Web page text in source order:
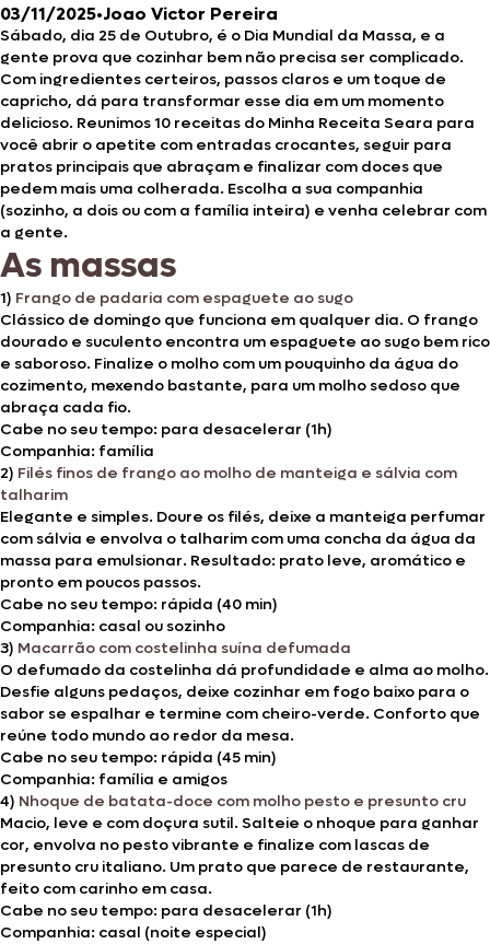
03/11/2025•Joao Victor Pereira
Sábado, dia 25 de Outubro, é o Dia Mundial da Massa, e a
gente prova que cozinhar bem não precisa ser complicado.
Com ingredientes certeiros, passos claros e um toque de
capricho, dá para transformar esse dia em um momento
delicioso. Reunimos 10 receitas do Minha Receita Seara para
você abrir o apetite com entradas crocantes, seguir para
pratos principais que abraçam e finalizar com doces que
pedem mais uma colherada. Escolha a sua companhia
(sozinho, a dois ou com a família inteira) e venha celebrar com
a gente.
As massas
1) Frango de padaria com espaguete ao sugo
Clássico de domingo que funciona em qualquer dia. O frango
dourado e suculento encontra um espaguete ao sugo bem rico
e saboroso. Finalize o molho com um pouquinho da água do
cozimento, mexendo bastante, para um molho sedoso que
abraça cada fio.
Cabe no seu tempo: para desacelerar (1h)
Companhia: família
2) Filés finos de frango ao molho de manteiga e sálvia com
talharim
Elegante e simples. Doure os filés, deixe a manteiga perfumar
com sálvia e envolva o talharim com uma concha da água da
massa para emulsionar. Resultado: prato leve, aromático e
pronto em poucos passos.
Cabe no seu tempo: rápida (40 min)
Companhia: casal ou sozinho
3) Macarrão com costelinha suína defumada
O defumado da costelinha dá profundidade e alma ao molho.
Desfie alguns pedaços, deixe cozinhar em fogo baixo para o
sabor se espalhar e termine com cheiro-verde. Conforto que
reúne todo mundo ao redor da mesa.
Cabe no seu tempo: rápida (45 min)
Companhia: família e amigos
4) Nhoque de batata-doce com molho pesto e presunto cru
Macio, leve e com doçura sutil. Salteie o nhoque para ganhar
cor, envolva no pesto vibrante e finalize com lascas de
presunto cru italiano. Um prato que parece de restaurante,
feito com carinho em casa.
Cabe no seu tempo: para desacelerar (1h)
Companhia: casal (noite especial)